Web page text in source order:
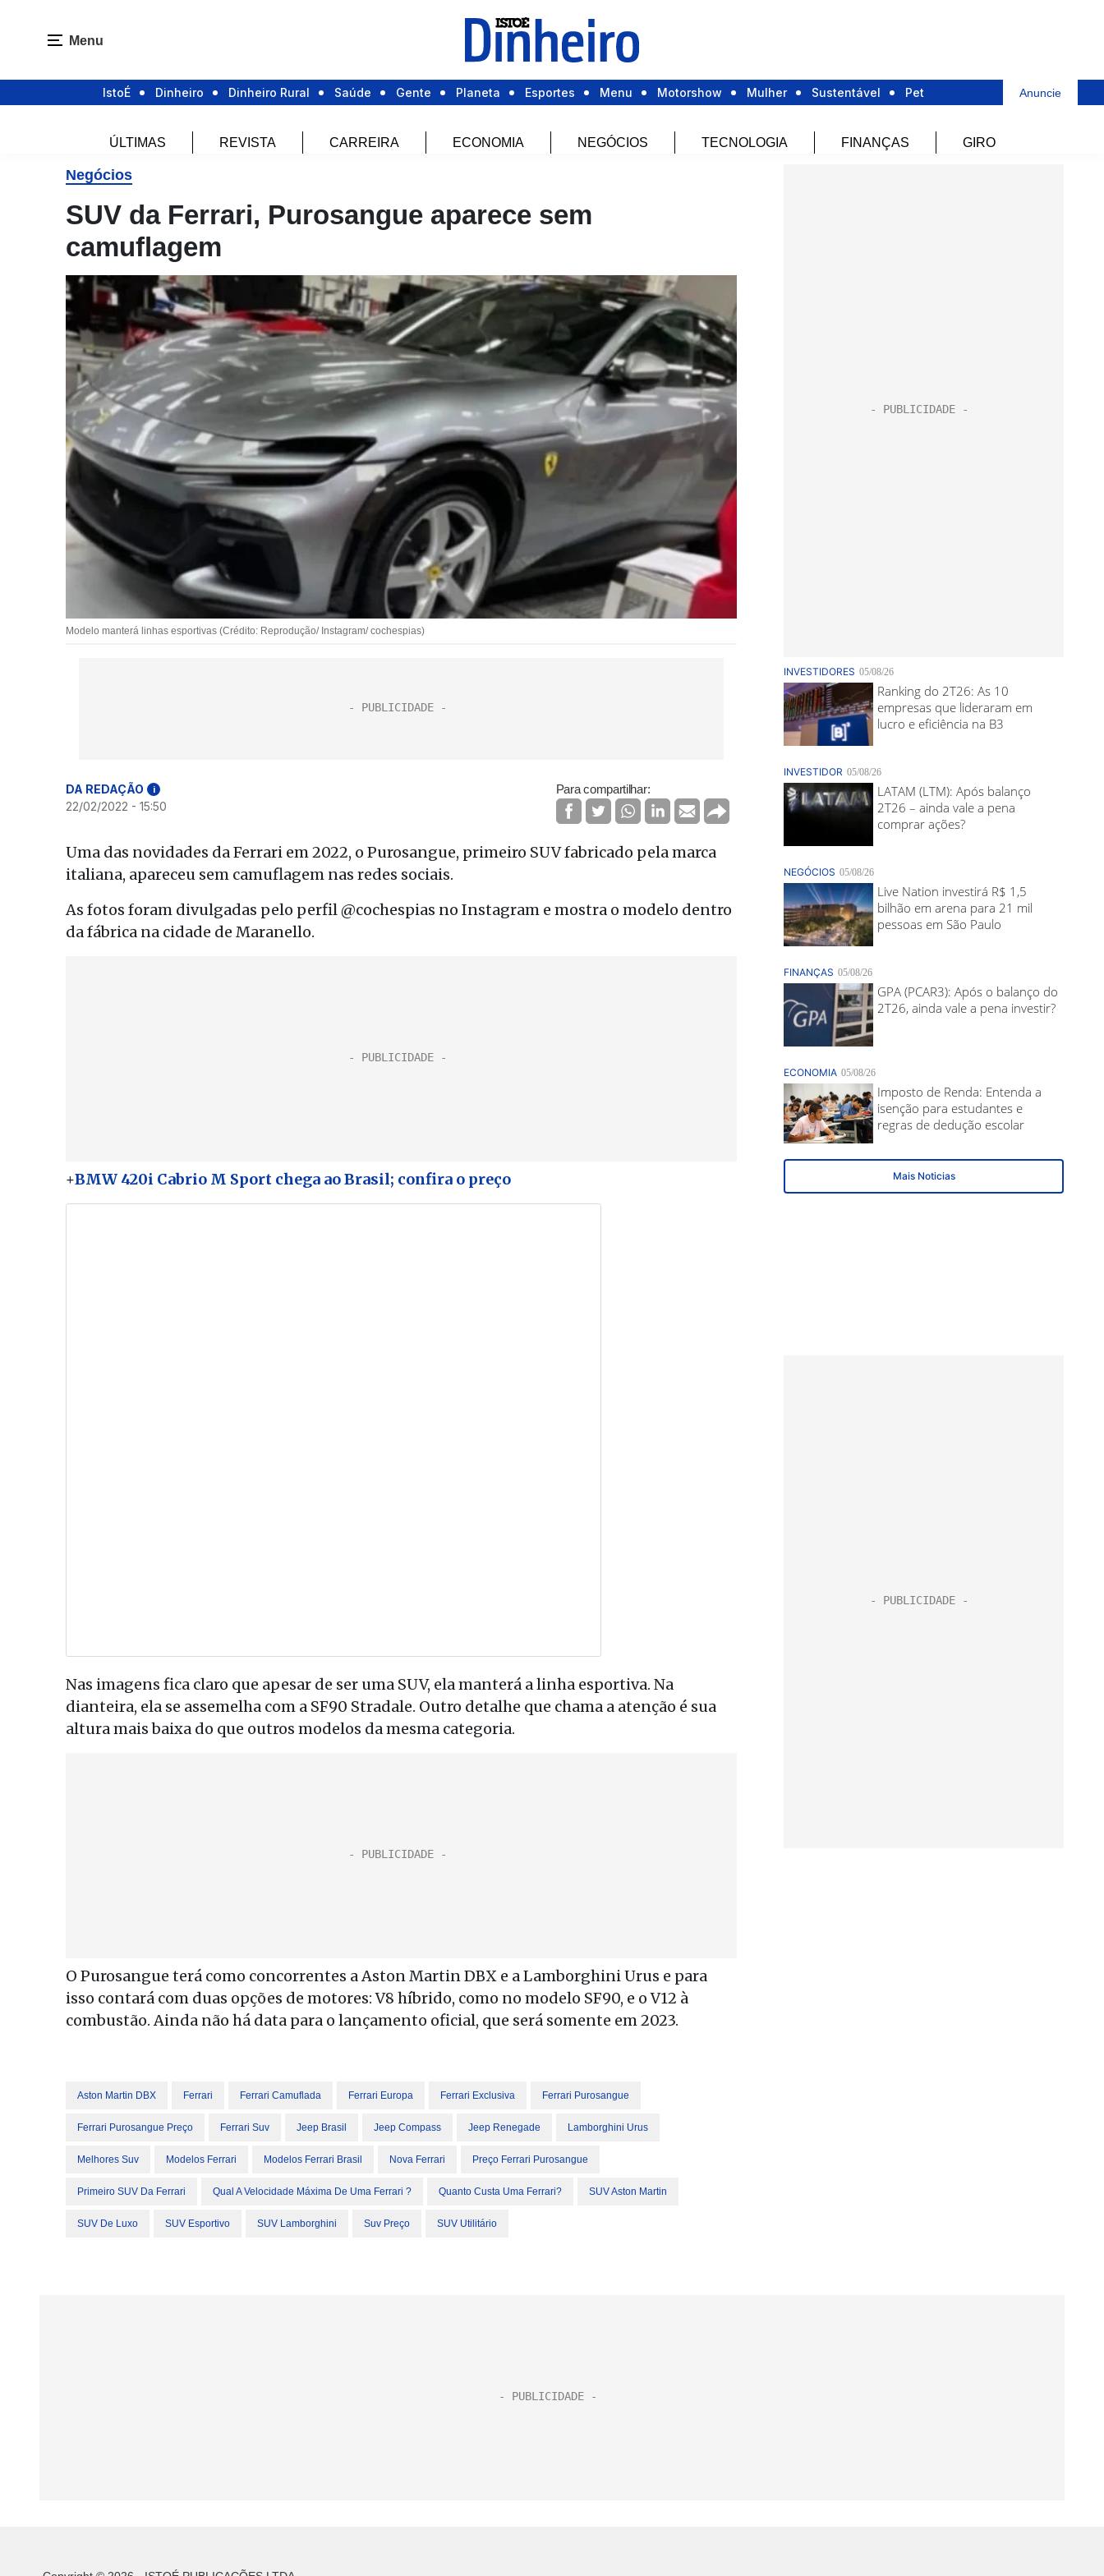
Menu
IstoÉ Dinheiro Dinheiro Rural Saúde Gente Planeta Esportes Menu Motorshow Mulher Sustentável Pet Anuncie
ÚLTIMAS REVISTA CARREIRA ECONOMIA NEGÓCIOS TECNOLOGIA FINANÇAS GIRO
Negócios
SUV da Ferrari, Purosangue aparece sem
camuflagem
Modelo manterá linhas esportivas (Crédito: Reprodução/ Instagram/ cochespias)
DA REDAÇÃO i
22/02/2022 - 15:50
Para compartilhar:
Uma das novidades da Ferrari em 2022, o Purosangue, primeiro SUV fabricado pela marca
italiana, apareceu sem camuflagem nas redes sociais.
As fotos foram divulgadas pelo perfil @cochespias no Instagram e mostra o modelo dentro
da fábrica na cidade de Maranello.
+BMW 420i Cabrio M Sport chega ao Brasil; confira o preço
Nas imagens fica claro que apesar de ser uma SUV, ela manterá a linha esportiva. Na
dianteira, ela se assemelha com a SF90 Stradale. Outro detalhe que chama a atenção é sua
altura mais baixa do que outros modelos da mesma categoria.
O Purosangue terá como concorrentes a Aston Martin DBX e a Lamborghini Urus e para
isso contará com duas opções de motores: V8 híbrido, como no modelo SF90, e o V12 à
combustão. Ainda não há data para o lançamento oficial, que será somente em 2023.
Aston Martin DBX Ferrari Ferrari Camuflada Ferrari Europa Ferrari Exclusiva Ferrari Purosangue
Ferrari Purosangue Preço Ferrari Suv Jeep Brasil Jeep Compass Jeep Renegade Lamborghini Urus
Melhores Suv Modelos Ferrari Modelos Ferrari Brasil Nova Ferrari Preço Ferrari Purosangue
Primeiro SUV Da Ferrari Qual A Velocidade Máxima De Uma Ferrari ? Quanto Custa Uma Ferrari? SUV Aston Martin
SUV De Luxo SUV Esportivo SUV Lamborghini Suv Preço SUV Utilitário